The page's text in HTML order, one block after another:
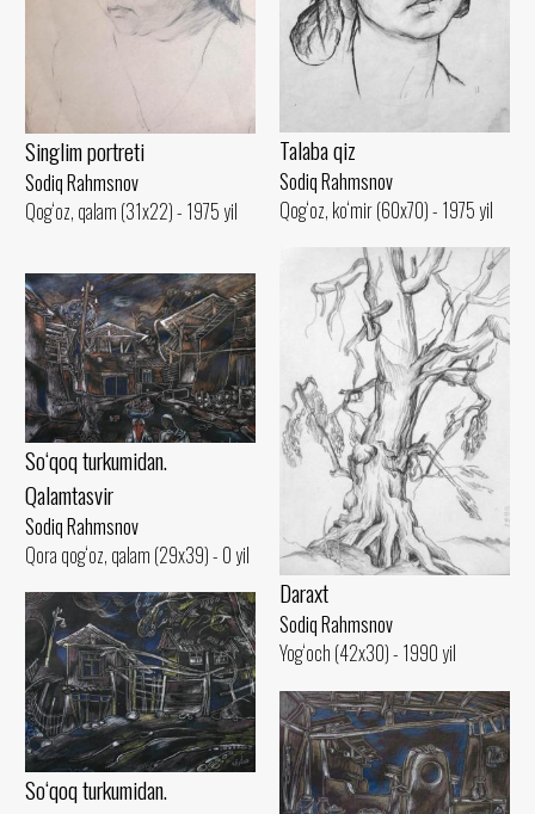
Singlim portreti
Sodiq Rahmsnov
Qog‘oz, qalam (31x22) - 1975 yil
Talaba qiz
Sodiq Rahmsnov
Qog‘oz, ko‘mir (60x70) - 1975 yil
Daraxt
Sodiq Rahmsnov
Yog‘och (42x30) - 1990 yil
So‘qoq turkumidan.
Qalamtasvir
Sodiq Rahmsnov
Qora qog‘oz, qalam (29x39) - 0 yil
So‘qoq turkumidan.